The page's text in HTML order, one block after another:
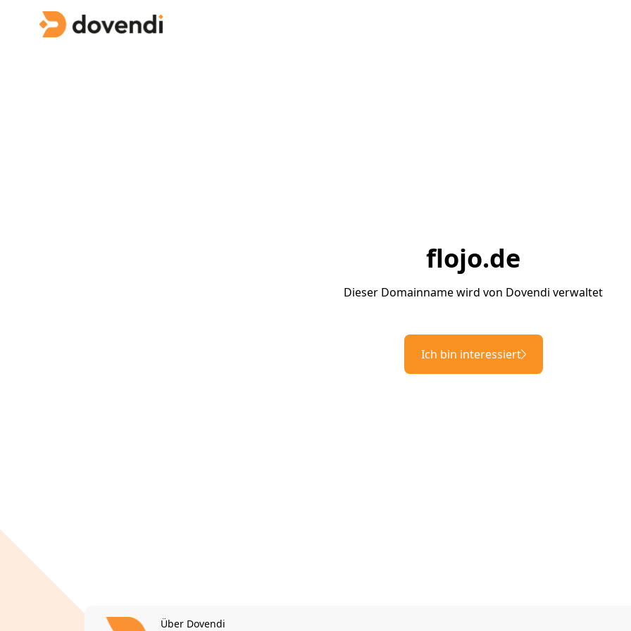
flojo.de
Dieser Domainname wird von Dovendi verwaltet
Ich bin interessiert
Über Dovendi